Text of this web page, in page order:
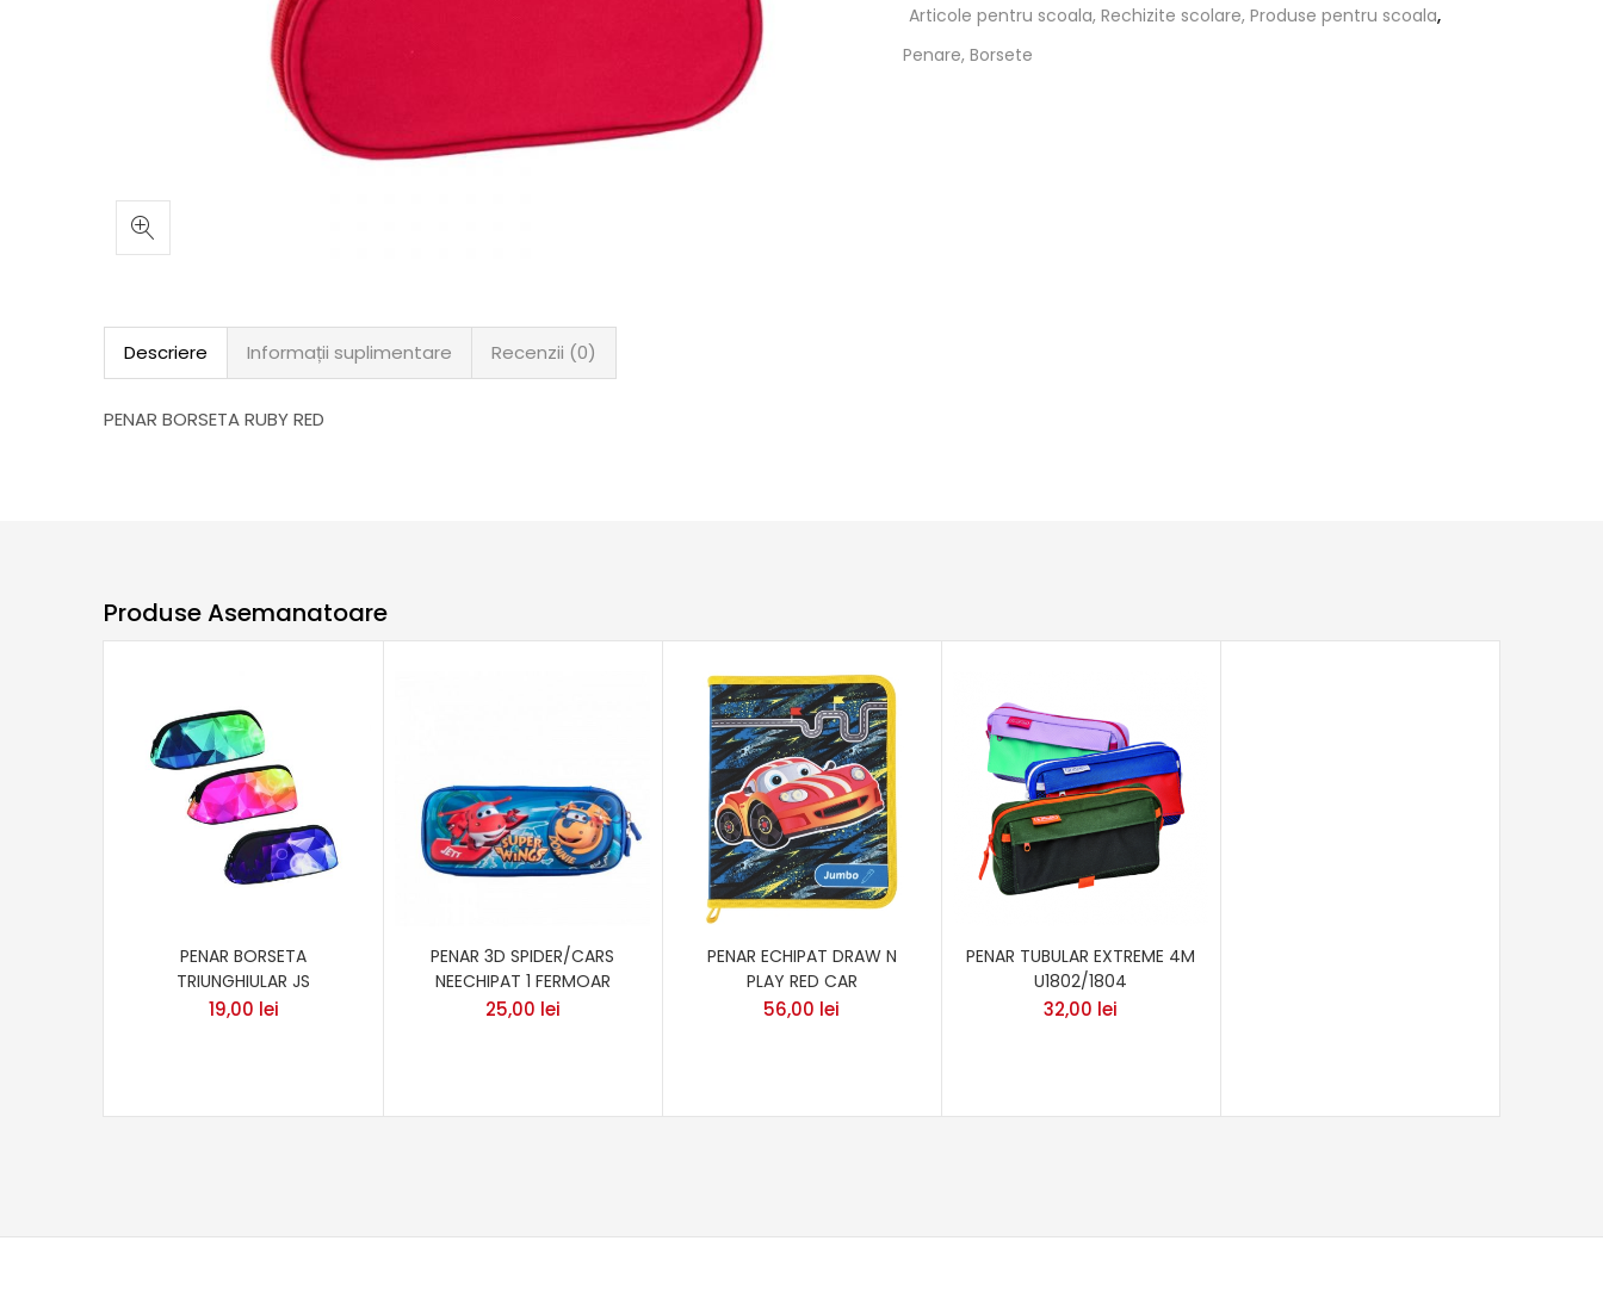
Articole pentru scoala, Rechizite scolare, Produse pentru scoala,
Penare, Borsete
Descriere Informații suplimentare Recenzii (0)
PENAR BORSETA RUBY RED
Produse Asemanatoare
PENAR BORSETA
TRIUNGHIULAR JS
19,00 lei
PENAR 3D SPIDER/CARS
NEECHIPAT 1 FERMOAR
25,00 lei
PENAR ECHIPAT DRAW N
PLAY RED CAR
56,00 lei
PENAR TUBULAR EXTREME 4M
U1802/1804
32,00 lei